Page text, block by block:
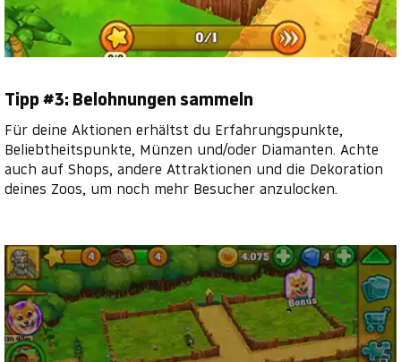
Tipp #3: Belohnungen sammeln
Für deine Aktionen erhältst du Erfahrungspunkte,
Beliebtheitspunkte, Münzen und/oder Diamanten. Achte
auch auf Shops, andere Attraktionen und die Dekoration
deines Zoos, um noch mehr Besucher anzulocken.